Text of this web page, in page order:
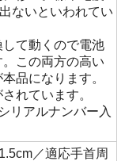
ないといわれてい
て動くので電池
この両方の高い
品になります。
れています。
リアルナンバー入
／適応手首周